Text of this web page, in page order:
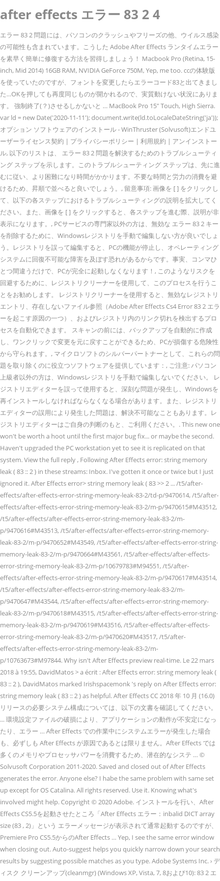
after effects エラー 83 2 4
エラー 83 2 問題には、パソコンのクラッシュやフリーズの他、ウイルス感染
の可能性も含まれています。こうした Adobe After Effects ランタイムエラー
を素早く簡単に修復する方法を習得しましょう！ Macbook Pro (Retina, 15-
inch, Mid 2014) 16GB RAM, NVIDIA GeForce 750M, Yep, me too. ccの体験版
を使っていたのですが、フォントを変更したらエラーコード83と出てきまし
た…OKを押しても再度同じものが開かれるので、実質動けない状況にありま
す。 強制終了(？)させるしかないと … MacBook Pro 15" Touch, High Sierra.
var ld = new Date('2020-11-11'); document.write(ld.toLocaleDateString('ja'));
オプション ソフトウェアのインストール - WinThruster (Solvusoft)エンドユ
ーザーライセンス契約 | プライバシーポリシー | 利用規約 | アンインストー
ル, 以下のリストは、 エラー 83 2 問題を解決するためのトラブルシューティ
ング ステップを示します。このトラブルシューティング ステップは、先に進
むに従い、より困難になり時間がかかります。不要な時間と労力の消費を避
けるため、昇順で並べると良いでしょう。, 留意事項: 画像を [ ] をクリックし
て、以下の各ステップにおけるトラブルシューティングの説明を拡大してく
ださい。また、画像を [ ] をクリックすると、各ステップを進む際、説明が非
表示になります。, PCサービスの専門家以外の方は、無効な エラー 83 2 キー
を削除するために、Windowsレジストリを手動で編集しない方が良いでしょ
う。レジストリを誤って編集すると、PCの機能が停止し、オペレーティング
システムに回復不可能な障害を及ぼす恐れがあるからです。事実、コンマひ
とつ間違うだけで、PCが完全に起動しなくなります！, このようなリスクを
回避するために、レジストリクリーナーを使用して、このプロセスを行うこ
とをお勧めします。 レジストリクリーナーを使用すると、無効なレジストリ
エントリ、存在しないファイル参照（Adobe After Effects Cs4 Error 83 2 エラ
ーを起こす原因の一つ）、およびレジストリ内のリンク切れを検出するプロ
セスを自動化できます。 スキャンの前には、バックアップを自動的に作成
し、ワンクリックで変更を元に戻すことができるため、PCが損傷する危険性
から守られます。, マイクロソフトのシルバーパートナーとして、これらの問
題を取り除くのに役立つソフトウェアを提供しています：, ご注意: パソコン
上級者以外の方は、Windowsレジストリを手動で編集しないでください。 レ
ジストリエディターを誤って使用すると、深刻な問題が発生し、Windowsを
再インストールしなければならなくなる場合があります。また、レジストリ
エディターの誤用により発生した問題は、解決不可能なこともあります。レ
ジストリエディターはご自身の判断のもと、ご利用ください。. This new one
won't be worth a hoot until the first major bug fix... or maybe the second.
Haven't upgraded the PC workstation yet to see it is replicated on that
system. View the full reply, Following After Effects error: string memory
leak ( 83 :: 2 ) in these streams: Inbox. I've gotten it once or twice but I just
ignored it. After Effects error> string memory leak ( 83 >> 2 ... /t5/after-
effects/after-effects-error-string-memory-leak-83-2/td-p/9470614, /t5/after-
effects/after-effects-error-string-memory-leak-83-2/m-p/9470615#M43512,
/t5/after-effects/after-effects-error-string-memory-leak-83-2/m-
p/9470616#M43513, /t5/after-effects/after-effects-error-string-memory-
leak-83-2/m-p/9470652#M43549, /t5/after-effects/after-effects-error-string-
memory-leak-83-2/m-p/9470664#M43561, /t5/after-effects/after-effects-
error-string-memory-leak-83-2/m-p/10679783#M94551, /t5/after-
effects/after-effects-error-string-memory-leak-83-2/m-p/9470617#M43514,
/t5/after-effects/after-effects-error-string-memory-leak-83-2/m-
p/9470647#M43544, /t5/after-effects/after-effects-error-string-memory-
leak-83-2/m-p/9470618#M43515, /t5/after-effects/after-effects-error-string-
memory-leak-83-2/m-p/9470619#M43516, /t5/after-effects/after-effects-
error-string-memory-leak-83-2/m-p/9470620#M43517, /t5/after-
effects/after-effects-error-string-memory-leak-83-2/m-
p/10763673#M97844. Why isn't After Effects preview real-time. Le 22 mars
2018 à 19:55, DavidMatos> a écrit : After Effects error: string memory leak (
83 :: 2 ), DavidMatos marked Irishspacemonk 's reply on After Effects error:
string memory leak ( 83 :: 2 )as helpful. After Effects CC 2018 年 10 月 (16.0)
リリースの必要システム構成については、以下の文書を確認してください。
... 環境設定ファイルの破損により、アプリケーションの動作が不安定になっ
たり、エラー … After Effects での作業中にシステムエラーが発生した場合
も、必ずしも After Effects が原因であるとは限りません。After Effects では
多くのメモリやプロセッサパワーを消費するため、潜在的なシステ … ©
Solvusoft Corporation 2011-2020. Saved and closed out of After Effects
generates the error. Anyone else? I habe the same problem with same set
up except for OS Catalina. All rights reserved. Use it. Knowing what's
involved might help. Copyright © 2020 Adobe. インストールを行い、After
Effects CS5.5を起動させたところ「After Effects エラー：inbalid DICT array
size (83 , 2)」という エラーメッセージが表示されて通常起動するのですが、
Premiere Pro CS5.5からのAfter Effects … Yep, I see the same error window
when closing out. Auto-suggest helps you quickly narrow down your search
results by suggesting possible matches as you type. Adobe Systems Inc. › デ
ィスク クリーンアップ(cleanmgr) (Windows XP, Vista, 7, 8および10): 83 2 エ